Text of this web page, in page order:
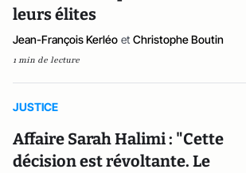
leurs élites
Jean-François Kerléo et Christophe Boutin
1 min de lecture
JUSTICE
Affaire Sarah Halimi : "Cette
décision est révoltante. Le